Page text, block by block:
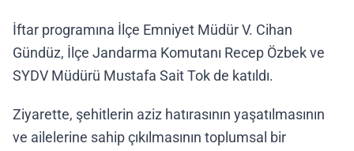
İftar programına İlçe Emniyet Müdür V. Cihan
Gündüz, İlçe Jandarma Komutanı Recep Özbek ve
SYDV Müdürü Mustafa Sait Tok de katıldı.
Ziyarette, şehitlerin aziz hatırasının yaşatılmasının
ve ailelerine sahip çıkılmasının toplumsal bir